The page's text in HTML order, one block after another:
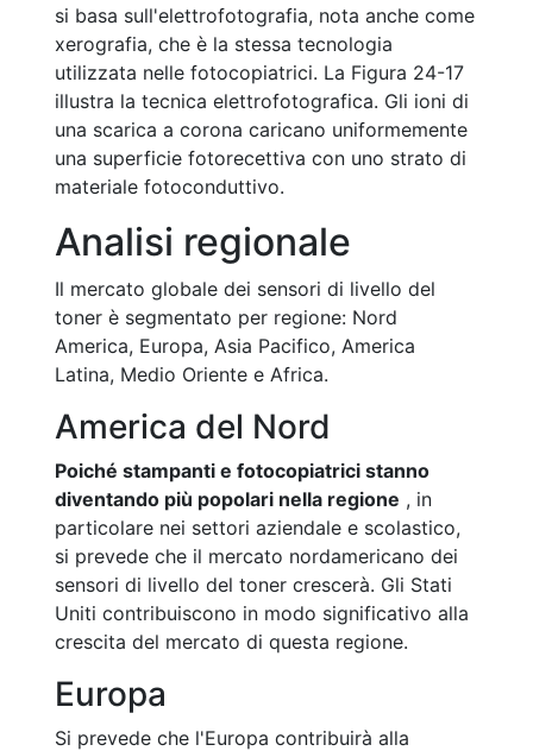
si basa sull'elettrofotografia, nota anche come
xerografia, che è la stessa tecnologia
utilizzata nelle fotocopiatrici. La Figura 24-17
illustra la tecnica elettrofotografica. Gli ioni di
una scarica a corona caricano uniformemente
una superficie fotorecettiva con uno strato di
materiale fotoconduttivo.
Analisi regionale
Il mercato globale dei sensori di livello del
toner è segmentato per regione: Nord
America, Europa, Asia Pacifico, America
Latina, Medio Oriente e Africa.
America del Nord
Poiché stampanti e fotocopiatrici stanno
diventando più popolari nella regione , in
particolare nei settori aziendale e scolastico,
si prevede che il mercato nordamericano dei
sensori di livello del toner crescerà. Gli Stati
Uniti contribuiscono in modo significativo alla
crescita del mercato di questa regione.
Europa
Si prevede che l'Europa contribuirà alla